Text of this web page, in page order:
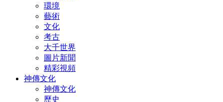
環境
藝術
文化
考古
大千世界
圖片新聞
精彩視頻
神傳文化
神傳文化
歷史